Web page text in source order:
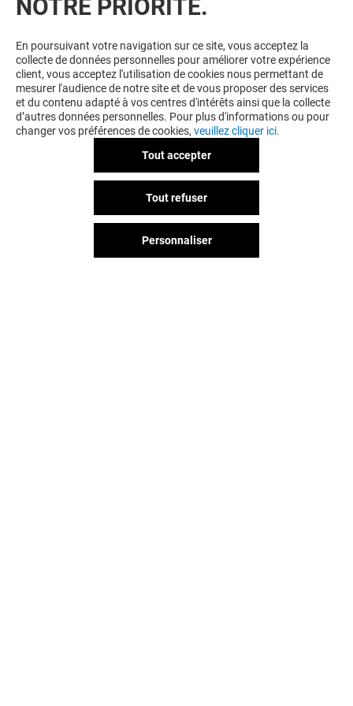
LA CASA DE LAS CARCASAS
-30% SUR L'AUDIO*
Valable du 26/06/26 au 10/08/26
NOTRE PRIORITÉ.
En poursuivant votre navigation sur ce site, vous acceptez la
collecte de données personnelles pour améliorer votre expérience
client, vous acceptez l'utilisation de cookies nous permettant de
mesurer l'audience de notre site et de vous proposer des services
et du contenu adapté à vos centres d'intérêts ainsi que la collecte
d’autres données personnelles. Pour plus d'informations ou pour
changer vos préférences de cookies, veuillez cliquer ici.
Tout accepter
Tout refuser
Personnaliser